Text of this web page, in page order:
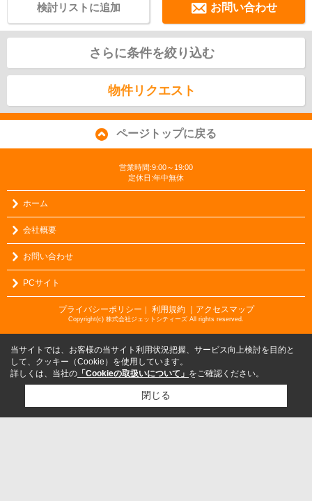
お問い合わせ
検討リストに追加
さらに条件を絞り込む
物件リクエスト
ページトップに戻る
営業時間:9:00～19:00
定休日:年中無休
ホーム
会社概要
お問い合わせ
PCサイト
プライバシーポリシー ｜ 利用規約 ｜アクセスマップ
Copyright(c) 株式会社ジェットシティーズ All rights reserved.
当サイトでは、お客様の当サイト利用状況把握、サービス向上検討を目的と
して、クッキー（Cookie）を使用しています。
詳しくは、当社の 「Cookieの取扱いについて」 をご確認ください。
閉じる